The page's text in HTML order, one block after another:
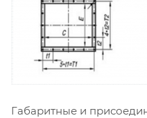
Габаритные и